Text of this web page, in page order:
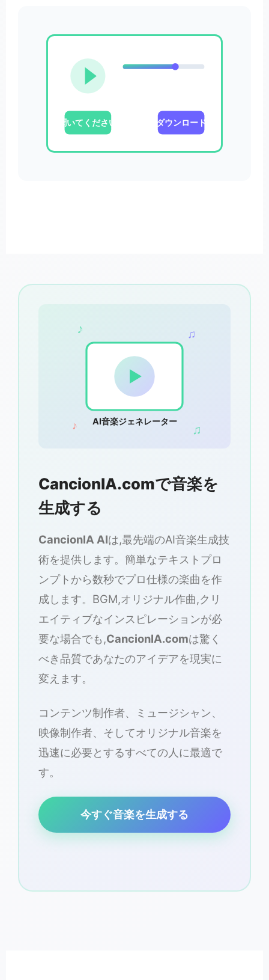
聞いてください ダウンロード
AI音楽ジェネレーター
♪ ♫
♪ ♫
CancionIA.comで音楽を
生成する
CancionIA AIは,最先端のAI音楽生成技
術を提供します。簡単なテキストプロ
ンプトから数秒でプロ仕様の楽曲を作
成します。BGM,オリジナル作曲,クリ
エイティブなインスピレーションが必
要な場合でも,CancionIA.comは驚く
べき品質であなたのアイデアを現実に
変えます。
コンテンツ制作者、ミュージシャン、
映像制作者、そしてオリジナル音楽を
迅速に必要とするすべての人に最適で
す。
今すぐ音楽を生成する